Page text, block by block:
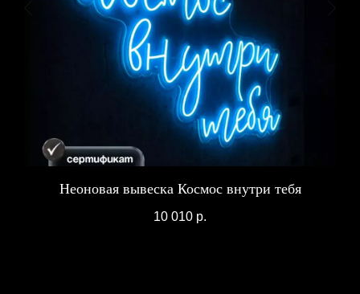
Неоновая вывеска Космос внутри тебя
10 010 р.